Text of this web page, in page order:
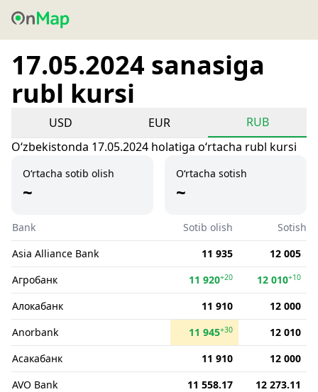
17.05.2024 sanasiga
rubl kursi
USD EUR
RUB
Oʻzbekistonda 17.05.2024 holatiga oʻrtacha rubl kursi
O‘rtacha sotib olish
~
O‘rtacha sotish
~
Bank Sotib olish
Sotish
Asia Alliance Bank
11 935
12 005
Агробанк
11 920+20 12 010+10
Алокабанк 11 910
12 000
Anorbank
11 945+30
12 010
Асакабанк
11 910
12 000
AVO Bank
11 558.17
12 273.11